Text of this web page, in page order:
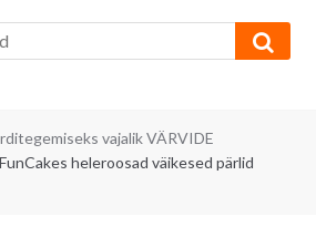
vajalik VÄRVIDE
heleroosad väikesed pärlid